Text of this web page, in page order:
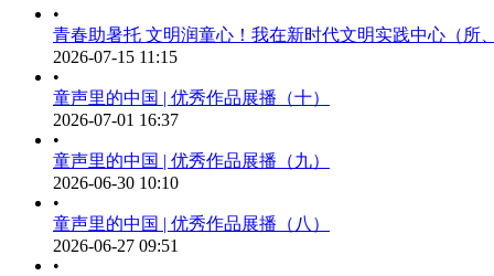
•
青春助暑托 文明润童心！我在新时代文明实践中心（所
2026-07-15 11:15
•
童声里的中国 | 优秀作品展播（十）
2026-07-01 16:37
•
童声里的中国 | 优秀作品展播（九）
2026-06-30 10:10
•
童声里的中国 | 优秀作品展播（八）
2026-06-27 09:51
•